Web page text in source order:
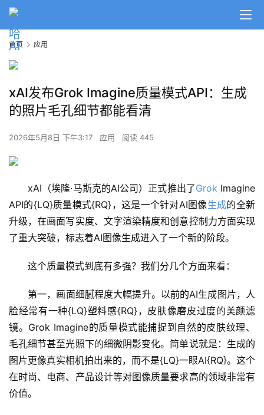
首页 应用
xAI发布Grok Imagine质量模式API：生成
的照片毛孔细节都能看清
2026年5月8日 下午3:17 应用 阅读 445
xAI（埃隆·马斯克的AI公司）正式推出了Grok Imagine
API的{LQ}质量模式{RQ}，这是一个针对AI图像生成的全新
升级，在画面写实度、文字渲染精度和创意控制力方面实现
了重大突破，标志着AI图像生成进入了一个新的阶段。
这个质量模式到底有多强？我们分几个方面来看：
第一，画面细腻程度大幅提升。以前的AI生成图片，人
脸经常有一种{LQ}塑料感{RQ}，皮肤像磨皮过度的美颜滤
镜。Grok Imagine的质量模式能捕捉到自然的皮肤纹理、
毛孔细节甚至光照下的细微阴影变化。简单说就是：生成的
图片更像真实相机拍出来的，而不是{LQ}一眼AI{RQ}。这个
在时尚、电商、产品设计等对图像质量要求高的领域非常有
价值。